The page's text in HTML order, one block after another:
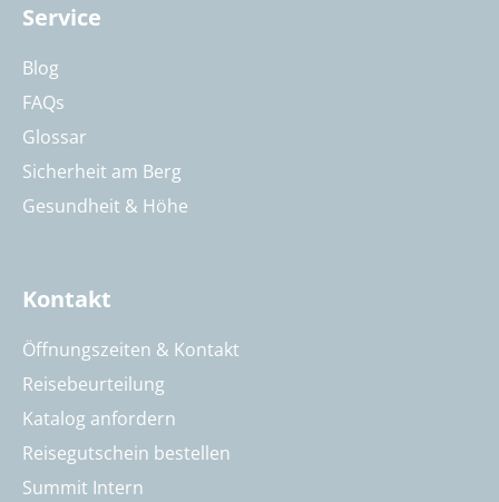
Service
Blog
FAQs
Glossar
Sicherheit am Berg
Gesundheit & Höhe
Kontakt
Öffnungszeiten & Kontakt
Reisebeurteilung
Katalog anfordern
Reisegutschein bestellen
Summit Intern